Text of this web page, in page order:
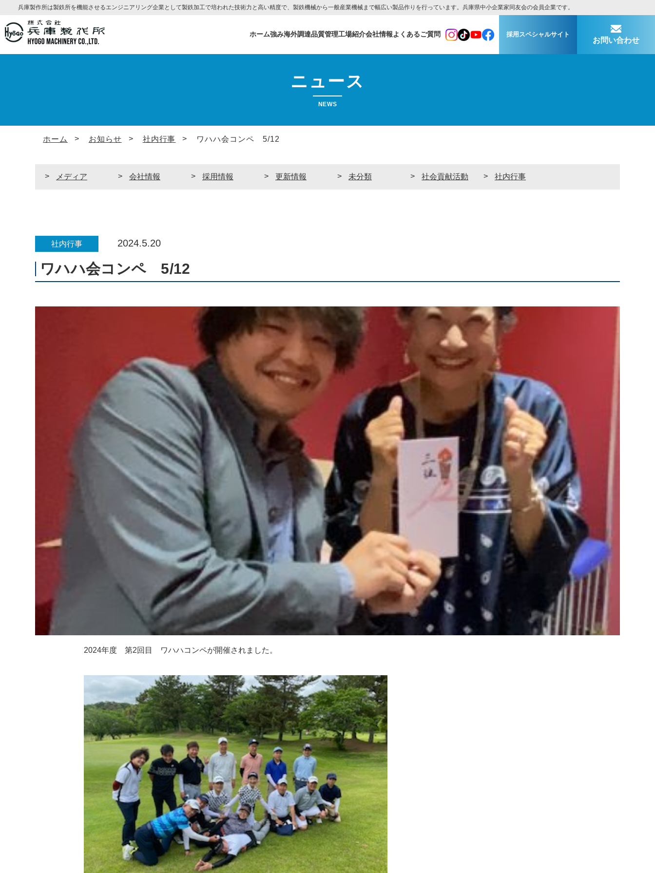
兵庫製作所は製鉄所を機能させるエンジニアリング企業として製鉄加工で培われた技術力と高い精度で、製鉄機械から一般産業機械まで幅広い製品作りを行っています。兵庫県中小企業家同友会の会員企業です。
ホーム強み海外調達品質管理工場紹介会社情報よくあるご質問 採用スペシャルサイト
お問い合わせ
ニュース
NEWS
ホーム お知らせ 社内行事 ワハハ会コンペ 5/12
メディア 会社情報 採用情報 更新情報 未分類 社会貢献活動 社内行事
社内行事 2024.5.20
ワハハ会コンペ 5/12
2024年度 第2回目 ワハハコンペが開催されました。